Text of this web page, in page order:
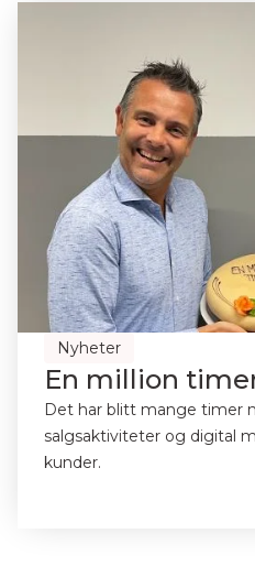
Nyheter
En million
Det har blitt mange timer
salgsaktiviteter og digital
kunder.